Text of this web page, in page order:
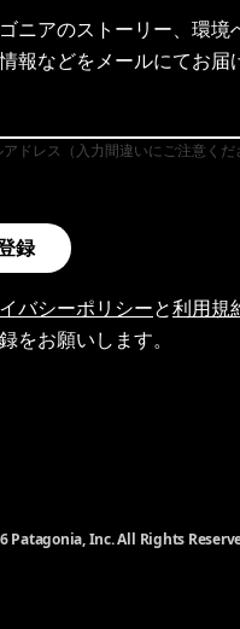
ニアのストーリー、環境
報などをメールにてお届
アドレス（入力間違いにご注意くだ
録
バシーポリシーと利用規
をお願いします。
Patagonia, Inc. All Rights